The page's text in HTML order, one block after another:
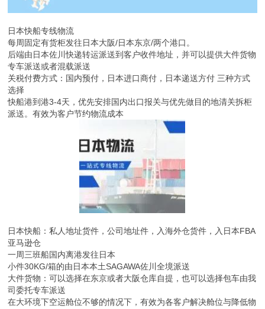
日本快船专线物流
每周固定有货柜发往日本大阪/日本东京/两个港口。
后端由日本佐川快递转运派送到客户收件地址，并可以提供大件货物
专车派送或者混载派送
关税付费方式：国内预付，日本进口商付，日本递送方付 三种方式
选择
快船港到港3-4天，优先安排国内出口报关与优先做目的地清关拆柜
派送。有效为客户节约物流成本
日本快船：私人地址货件，公司地址件，入海外仓货件，入日本FBA
亚马逊仓
一周三班船国内离港发往日本
小件30KG/箱的由日本本土SAGAWA佐川全境派送
大件货物：可以选择在东京或者大阪仓库自提，也可以选择包车由我
司委托专车派送
在大环境下空运舱位不够的情况下，有效为各客户解决舱位与降低物